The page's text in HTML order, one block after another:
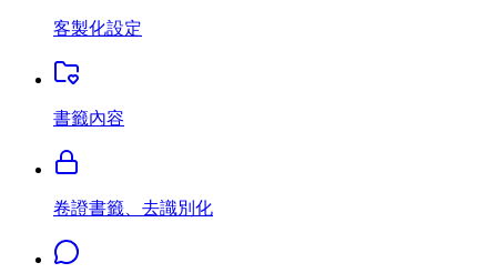
客製化設定
書籤內容
卷證書籤、去識別化